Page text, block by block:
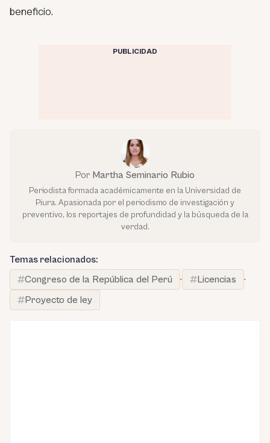
beneficio.
PUBLICIDAD
Por Martha Seminario Rubio
Periodista formada académicamente en la Universidad de
Piura. Apasionada por el periodismo de investigación y
preventivo, los reportajes de profundidad y la búsqueda de la
verdad.
Temas relacionados:
Congreso de la República del Perú
· Licencias
·
Proyecto de ley